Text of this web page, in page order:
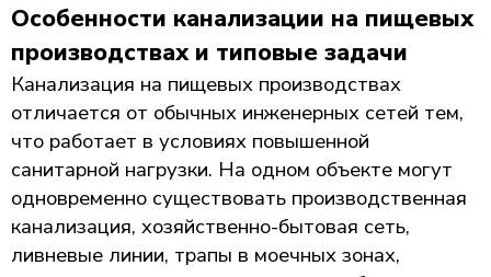
Особенности канализации на пищевых
производствах и типовые задачи
Канализация на пищевых производствах
отличается от обычных инженерных сетей тем,
что работает в условиях повышенной
санитарной нагрузки. На одном объекте могут
одновременно существовать производственная
канализация, хозяйственно-бытовая сеть,
ливневые линии, трапы в моечных зонах,